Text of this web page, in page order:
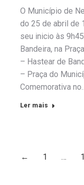
O Município de
do 25 de abril de
seu inicio às
Bandeira, na
– Hastear de
– Praça do
Comemorativa
Ler mais
← 1 …